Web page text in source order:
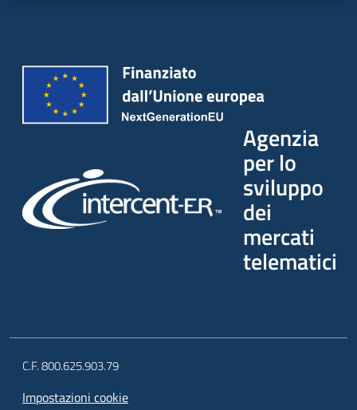
Agenzia
per lo
sviluppo
dei
mercati
telematici
C.F. 800.625.903.79
Impostazioni cookie